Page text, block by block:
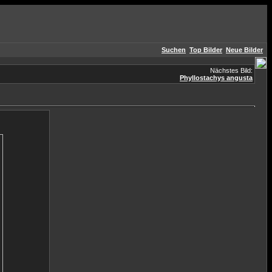
Suchen Top Bilder Neue Bilder
Nächstes Bild:
Phyllostachys angusta